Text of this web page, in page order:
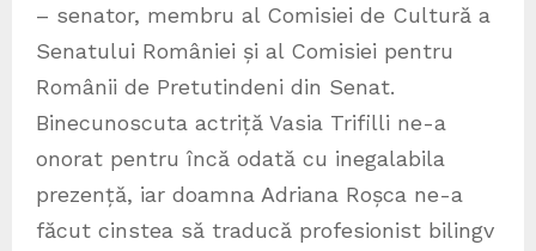
– senator, membru al Comisiei de Cultură a
Senatului României și al Comisiei pentru
Românii de Pretutindeni din Senat.
Binecunoscuta actriță Vasia Trifilli ne-a
onorat pentru încă odată cu inegalabila
prezență, iar doamna Adriana Roșca ne-a
făcut cinstea să traducă profesionist bilingv